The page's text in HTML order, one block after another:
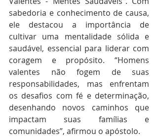
sabedoria e conhecimento de causa,
ele destacou a importância de
cultivar uma mentalidade sólida e
saudável, essencial para liderar com
coragem e propósito. “Homens
valentes não fogem de suas
responsabilidades, mas enfrentam
os desafios com fé e determinação,
desenhando novos caminhos que
impactam suas famílias e
comunidades”, afirmou o apóstolo.